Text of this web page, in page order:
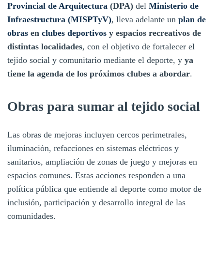
Provincial de Arquitectura (DPA) del Ministerio de
Infraestructura (MISPTyV), lleva adelante un plan de
obras en clubes deportivos y espacios recreativos de
distintas localidades, con el objetivo de fortalecer el
tejido social y comunitario mediante el deporte, y ya
tiene la agenda de los próximos clubes a abordar.
Obras para sumar al tejido social
Las obras de mejoras incluyen cercos perimetrales,
iluminación, refacciones en sistemas eléctricos y
sanitarios, ampliación de zonas de juego y mejoras en
espacios comunes. Estas acciones responden a una
política pública que entiende al deporte como motor de
inclusión, participación y desarrollo integral de las
comunidades.